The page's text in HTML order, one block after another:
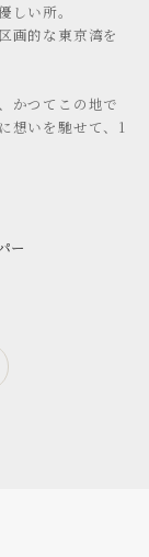
しい所。
画的な東京湾を
かつてこの地で
想いを馳せて、1
ー